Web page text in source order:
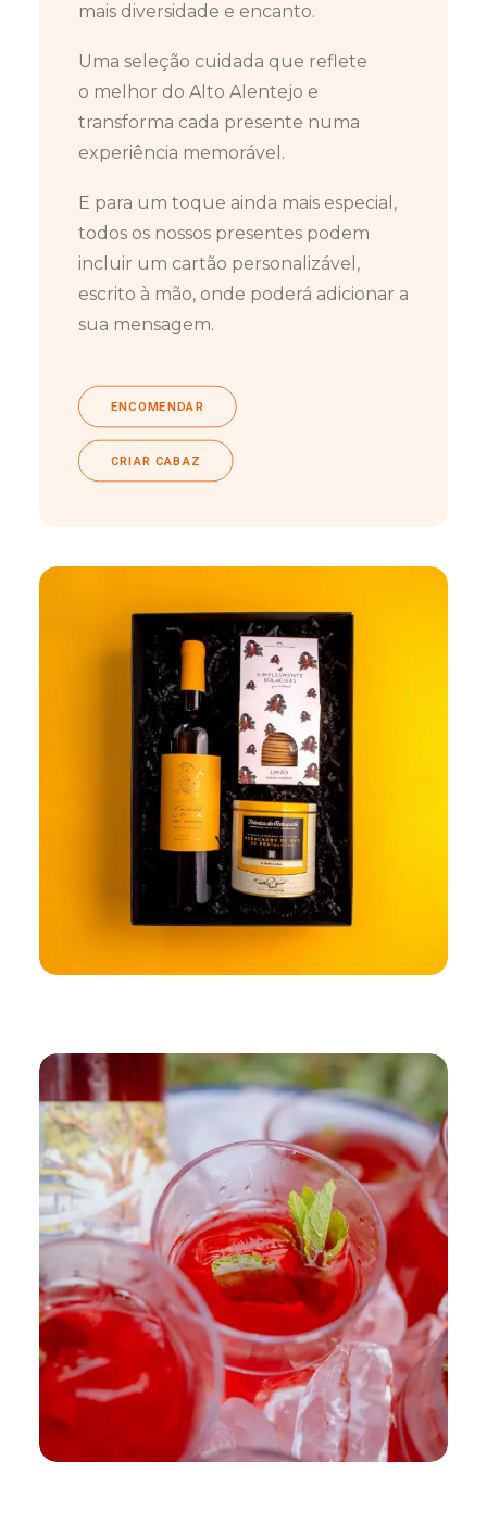
mais diversidade e encanto.
Uma seleção cuidada que reflete
o melhor do Alto Alentejo e
transforma cada presente numa
experiência memorável.
E para um toque ainda mais especial,
todos os nossos presentes podem
incluir um cartão personalizável,
escrito à mão, onde poderá adicionar a
sua mensagem.
ENCOMENDAR
CRIAR CABAZ